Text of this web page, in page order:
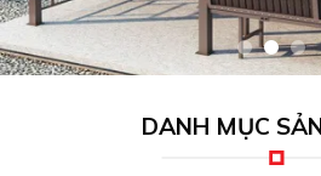
DANH MỤC